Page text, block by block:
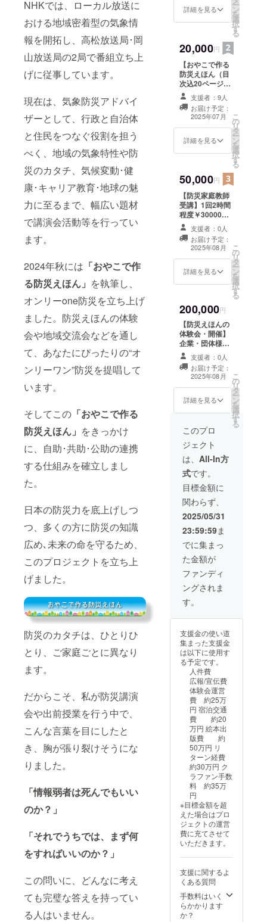
NHKでは、ローカル放送に
おける地域密着型の気象情
報を開拓し、高松放送局･岡
山放送局の2局で番組立ち上
げに従事しています。
現在は、気象防災アドバイ
ザーとして、行政と自治体
と住民をつなぐ役割を担う
べく、地域の気象特性や防
災のカタチ、気候変動･健
康･キャリア教育･地球の魅
力に至るまで、幅広い題材
で講演会活動等を行ってい
ます。
2024年秋には 「おやこで作
る防災えほん」 を執筆し、
オンリーone防災を立ち上げ
ました。防災えほんの体験
会や地域交流会などを通し
て、あなたにぴったりの“オ
ンリーワン”防災を提唱して
います。
そしてこの 「おやこで作る
防災えほん」 をきっかけ
に、自助･共助･公助の連携
する仕組みを確立しまし
た。
日本の防災力を底上げしつ
つ、多くの方に防災の知識
広め､未来の命を守るため、
このプロジェクトを立ち上
げました。
防災のカタチは、ひとりひ
とり、ご家庭ごとに異なり
ます。
だからこそ、私が防災講演
会や出前授業を行う中で、
こんな言葉を目にしたと
き、胸が張り裂けそうにな
りました。
「情報弱者は死んでもいい
のか？」
「それでうちでは、まず何
をすればいいのか？」
この問いに、どんなに考え
ても完璧な答えを持ってい
る人はいません。
局・岡山放
送局の2局で
げに従事し
ています。
現在は、気
象防災アド
バイザーと
して、行政
と自治体と
住民をつな
ぐ役割を担
域の気象特
性や防災の
カタチ、気
候変動・健
康・キャリ
ア教育・地
球の魅力に
至るまで、
幅広い題材
動等を行っ
ています。
2024年秋に
は、「おや
こで作る防
災えほん」
を執筆し、
オンリーone
防災を立ち
上げまし
た。えほん
の体験会や
地域交流会
などを通し
て、あなた
にぴったり
の“オンリー
ワン”防災を
提唱してい
ます。そし
てこのえほ
んをきっか
けに、自
する仕組み
を確立しま
した。日本
の防災力を
底上げしつ
つ、国とし
ての防災行
動の在り方
について
も、根本か
ら革新して
いきたいと
考えていま
す。
出身地 -
岡山県
ゆかりの地 -
香川・長
野・東京・
千葉
生年月日 -
6月１日までの
12ヶ月間 ・掲載
ナーの掲載は不
可 ・掲載サイ
ズ：小（１×３ｃ
ｍ程度） ・支援
時、必ず備考欄
に希望されるお
名前をご記入く
ださい。
詳細を見る ー
ン
を
選
択
す
る
20,000円
【おやこで作る
防災えほん（目
次込20ページ）
をご提供】 わが
家だけのオリジ
ナル防災計画作
成にお役立て下
さい。 ・お渡し
方法：郵送にて
期：募集終了後1
か月以内とさせ
て頂きます。 ・
使用上のご注
意：この本は、
命を守るための
大切な情報が記
載されますが、
完成によって命
の安全を保障す
ません。あなた
自身が知り、備
た、本書の無断
転載・複製・複
写・翻訳・目的
外での使用は禁
止致します。
支援者：9人
お届け予定：
2025年07月
詳細を見る
こ
の
リ
タ
ー
ン
を
選
択
す
る
50,000円
【防災家庭教師
受講】1回2時間
程度￥30000相
当 ・個人の防災
計画である「防
災えほん（ファ
イル付き）20
ページ目次込」
を提供します。
遠方の方はオン
ラインで受講し
て頂けます。
受講方法①対面
の場合、実施場
所は支援者のご
自宅またはご希
望の場所。
交
通費は頂きませ
ん。
②オンラインの
teams/zoomを
使用します
（teams優
先）。
防
災えほん（ファ
イル付き）は郵
送、各種資料は
メールでお送り
いたします。 ・
注意事項：防災
家庭教師はモニ
ターを含めご指
名はいたしかね
ます。 ・有効期
限：権利獲得か
ら3か月以内
支援者：0人
お届け予定：
2025年08月
詳細を見る
こ
の
リ
タ
ー
ン
を
選
択
す
る
200,000円
【防災えほんの
体験会・開催】
企業・団体様向
け￥30000相当
共助につながる
防災えほんの体
験会を、ご希望
の場所にて開催
いたします。地
る関係を築く手
助けになりま
す。 ・詳細：1
回60～70分間の
プログラム、前
後の準備を含む
所要時間は2時間
半程度です。 ・
場所：岡山香川
県内の公民館、
室、多目的ホー
ルなど 。 ・支援
者様との連絡方
法：詳細はメー
ルでご連絡しま
す。 ・受講方法
①実施場所に団
体関係者の方
（ご家族を含
む）にお集まり
いただきます。
②参
加できない方に
はteams/zoom
を使用してライ
ブ配信を致しま
す（teams優
先）。 ・注意事
項：交通費は頂
きません。
備
考欄に代表者の
お名前とご連絡
先を明記してく
ださい。 ・有効
期限：権利獲得
から3か月以内
支援者：0人
お届け予定：
2025年08月
詳細を見る
こ
の
リ
タ
ー
ン
を
選
択
す
る
このプロ
ジェクト
は、 All-In方
式です。
目標金額に
関わらず、
2025/05/31
23:59:59ま
でに集まっ
た金額が
ファンディ
ングされま
す。
支援金の使い道
集まった支援金
は以下に使用す
る予定です。
人件費
広報/宣伝費
体験会運営
費 約25万
円 宿泊交通
費 約20
万円 絵本出
版費 約
50万円 リ
ターン経費
約30万円 ク
ラファン手数
料 約35万
円
※目標金額を超
えた場合はプロ
ジェクトの運営
費に充てさせて
いただきます。
支援に関するよ
くある質問
手数料はいく
らかかります
か？